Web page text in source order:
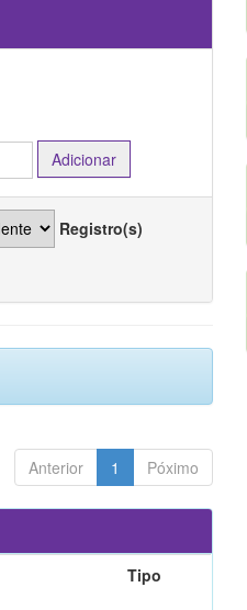
Registro(s)
Anterior 1 Póximo
Tipo